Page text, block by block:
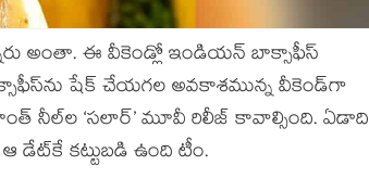
అంతా. ఈ వీకెండ్లో ఇండియన్ బాక్సాఫీస్
షేక్ చేయగల అవకాశమున్న వీకెండ్‌గా
నీల్‌ల ‘సలార్’ మూవీ రిలీజ్ కావాల్సింది. ఏడాది
డేట్‌కే కట్టుబడి ఉంది టీం.